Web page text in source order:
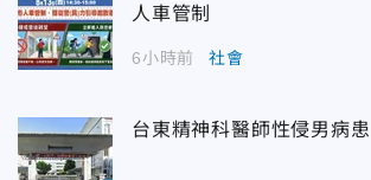
人車管制
6小時前 社會
台東精神科醫師性侵男病